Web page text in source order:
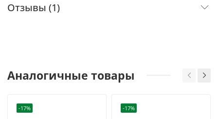
Отзывы (1)
Аналогичные товары
-17% -17%